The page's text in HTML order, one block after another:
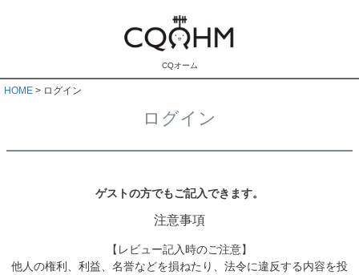
CQオーム
HOME ログイン
ログイン
ゲストの方でもご記入できます。
注意事項
【レビュー記入時のご注意】
他人の権利、利益、名誉などを損ねたり、法令に違反する内容を投